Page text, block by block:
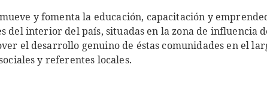
y fomenta la educación, capacitación y
del interior del país, situadas en la zona de influencia
el desarrollo genuino de éstas comunidades en el
y referentes locales.